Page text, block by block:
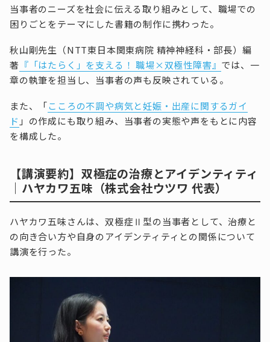
当事者のニーズを社会に伝える取り組みとして、職場での
困りごとをテーマにした書籍の制作に携わった。
秋山剛先生（NTT東日本関東病院 精神神経科・部長）編
著 『「はたらく」を支える！ 職場×双極性障害』 では、一
章の執筆を担当し、当事者の声も反映されている。
また、「こころの不調や病気と妊娠・出産に関するガイ
ド 」の作成にも取り組み、当事者の実態や声をもとに内容
を構成した。
【講演要約】双極症の治療とアイデンティティ
｜ハヤカワ五味（株式会社ウツワ 代表）
ハヤカワ五味さんは、双極症Ⅱ型の当事者として、治療と
の向き合い方や自身のアイデンティティとの関係について
講演を行った。